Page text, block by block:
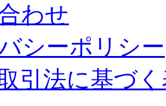
わせ
シーポリシー
引法に基づ